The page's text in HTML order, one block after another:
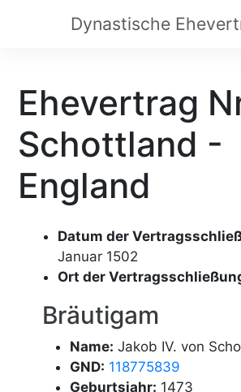
Ehevertrag
Schottland -
England
Datum der
Januar 1502
Ort der
Bräutigam
Name: Jakob IV. von
GND: 118775839
Geburtsjahr: 1473